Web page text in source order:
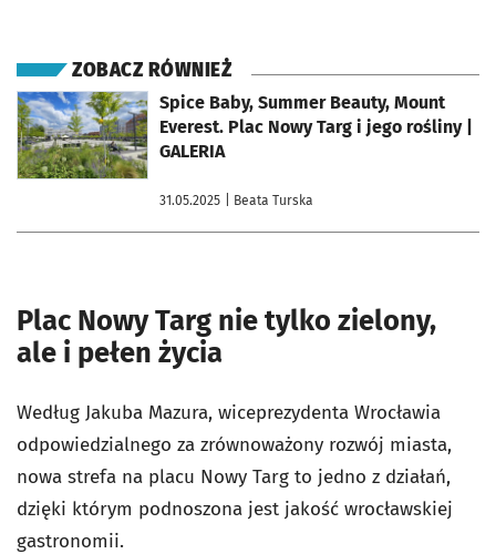
ZOBACZ RÓWNIEŻ
Spice Baby, Summer Beauty, Mount
Everest. Plac Nowy Targ i jego rośliny |
GALERIA
31.05.2025 | Beata Turska
otworzy się w nowej karcie
Plac Nowy Targ nie tylko zielony,
ale i pełen życia
Według Jakuba Mazura, wiceprezydenta Wrocławia
odpowiedzialnego za zrównoważony rozwój miasta,
nowa strefa na placu Nowy Targ to jedno z działań,
dzięki którym podnoszona jest jakość wrocławskiej
gastronomii.